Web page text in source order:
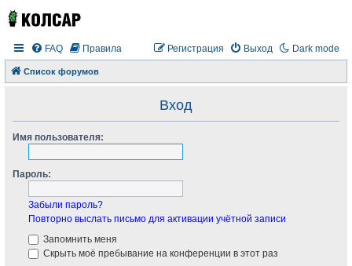
Dark mode
FAQ Правила Выход
Регистрация
Список форумов
Вход
Имя пользователя:
Пароль:
Забыли пароль?
Повторно выслать письмо для активации учётной записи
Запомнить меня
Скрыть моё пребывание на конференции в этот раз